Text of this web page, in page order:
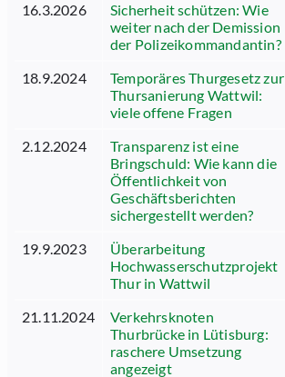
16.3.2026
Sicherheit schützen: Wie
weiter nach der Demission
der Polizeikommandantin?
18.9.2024
Temporäres Thurgesetz zur
Thursanierung Wattwil:
viele offene Fragen
2.12.2024
Transparenz ist eine
Bringschuld: Wie kann die
Öffentlichkeit von
Geschäftsberichten
sichergestellt werden?
19.9.2023
Überarbeitung
Hochwasserschutzprojekt
Thur in Wattwil
21.11.2024
Verkehrsknoten
Thurbrücke in Lütisburg:
raschere Umsetzung
angezeigt